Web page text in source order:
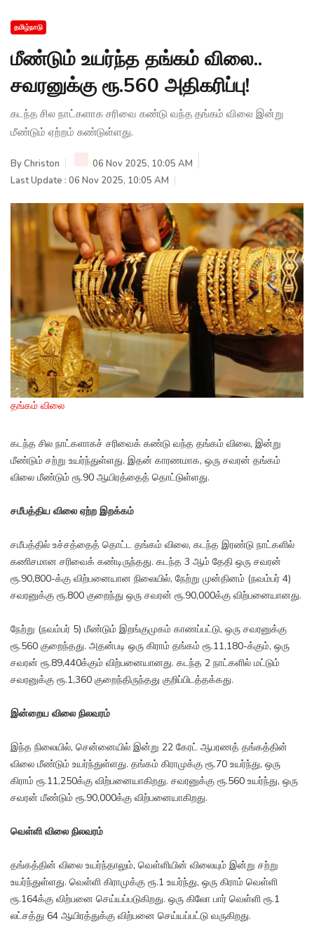
தமிழ்நாடு
மீண்டும் உயர்ந்த தங்கம் விலை..
சவரனுக்கு ரூ.560 அதிகரிப்பு!
கடந்த சில நாட்களாக சரிவை கண்டு வந்த தங்கம் விலை இன்று
மீண்டும் ஏற்றம் கண்டுள்ளது.
ByChriston
06 Nov 2025, 10:05 AM
Last Update : 06 Nov 2025, 10:05 AM
தங்கம் விலை
கடந்த சில நாட்களாகச் சரிவைக் கண்டு வந்த தங்கம் விலை, இன்று
மீண்டும் சற்று உயர்ந்துள்ளது. இதன் காரணமாக, ஒரு சவரன் தங்கம்
விலை மீண்டும் ரூ.90 ஆயிரத்தைத் தொட்டுள்ளது.
சமீபத்திய விலை ஏற்ற இறக்கம்
சமீபத்தில் உச்சத்தைத் தொட்ட தங்கம் விலை, கடந்த இரண்டு நாட்களில்
கணிசமான சரிவைக் கண்டிருந்தது. கடந்த 3 ஆம் தேதி ஒரு சவரன்
ரூ.90,800-க்கு விற்பனையான நிலையில், நேற்று முன்தினம் (நவம்பர் 4)
சவரனுக்கு ரூ.800 குறைந்து ஒரு சவரன் ரூ.90,000க்கு விற்பனையானது.
நேற்று (நவம்பர் 5) மீண்டும் இறங்குமுகம் காணப்பட்டு, ஒரு சவரனுக்கு
ரூ.560 குறைந்தது. அதன்படி ஒரு கிராம் தங்கம் ரூ.11,180-க்கும், ஒரு
சவரன் ரூ.89,440க்கும் விற்பனையானது. கடந்த 2 நாட்களில் மட்டும்
சவரனுக்கு ரூ.1,360 குறைந்திருந்தது குறிப்பிடத்தக்கது.
இன்றைய விலை நிலவரம்
இந்த நிலையில், சென்னையில் இன்று 22 கேரட் ஆபரணத் தங்கத்தின்
விலை மீண்டும் உயர்ந்துள்ளது. தங்கம் கிராமுக்கு ரூ.70 உயர்ந்து, ஒரு
கிராம் ரூ.11,250க்கு விற்பனையாகிறது. சவரனுக்கு ரூ.560 உயர்ந்து, ஒரு
சவரன் மீண்டும் ரூ.90,000க்கு விற்பனையாகிறது.
வெள்ளி விலை நிலவரம்
தங்கத்தின் விலை உயர்ந்தாலும், வெள்ளியின் விலையும் இன்று சற்று
உயர்ந்துள்ளது. வெள்ளி கிராமுக்கு ரூ.1 உயர்ந்து, ஒரு கிராம் வெள்ளி
ரூ.164க்கு விற்பனை செய்யப்படுகிறது. ஒரு கிலோ பார் வெள்ளி ரூ.1
லட்சத்து 64 ஆயிரத்துக்கு விற்பனை செய்யப்பட்டு வருகிறது.